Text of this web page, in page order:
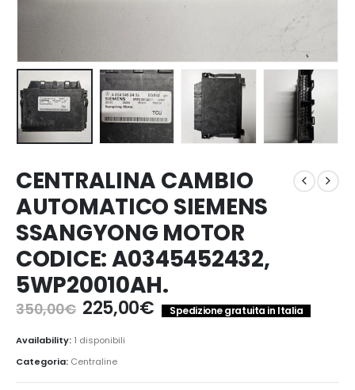
CENTRALINA CAMBIO
AUTOMATICO SIEMENS
SSANGYONG MOTOR
CODICE: A0345452432,
5WP20010AH.
350,00€ Il
prezzo
originale
era:
350,00€.
225,00€Il
prezzo
225,00€.
Spedizione gratuita in Italia
Availability: 1 disponibili
Categoria: Centraline